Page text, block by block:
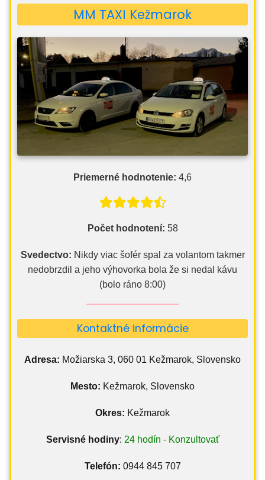
MM TAXI Kežmarok
Priemerné hodnotenie: 4,6
Počet hodnotení: 58
Svedectvo: Nikdy viac šofér spal za volantom takmer
nedobrzdil a jeho výhovorka bola že si nedal kávu
(bolo ráno 8:00)
Kontaktné informácie
Adresa: Možiarska 3, 060 01 Kežmarok, Slovensko
Mesto: Kežmarok, Slovensko
Okres: Kežmarok
Servisné hodiny: 24 hodín - Konzultovať
Telefón: 0944 845 707